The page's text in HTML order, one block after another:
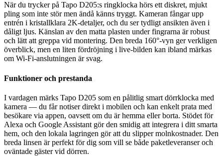
När du trycker på Tapo D205:s ringklocka hörs ett diskret, mjukt
pling som inte stör men ändå känns tryggt. Kameran fångar upp
entrén i kristallklara 2K-detaljer, och du ser tydligt ansikten även i
dåligt ljus. Känslan av den matta plasten under fingrarna är robust
och lätt att greppa vid montering. Den breda 160°-vyn ger verkligen
överblick, men en liten fördröjning i live-bilden kan ibland märkas
om Wi-Fi-anslutningen är svag.
Funktioner och prestanda
I vardagen märks Tapo D205 som en pålitlig smart dörrklocka med
kamera — du får notiser direkt i mobilen och kan enkelt prata med
besökare via appen, oavsett om du är hemma eller borta. Stödet för
Alexa och Google Assistant gör den smidig att integrera i ditt smarta
hem, och den lokala lagringen gör att du slipper molnkostnader. Den
breda linsen är perfekt för dig som vill se både paketleveranser och
oväntade gäster vid dörren.